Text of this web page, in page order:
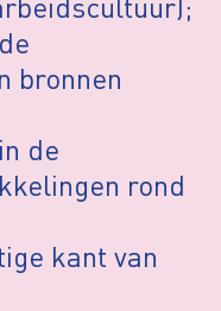
bronnen
de
rond
kant van